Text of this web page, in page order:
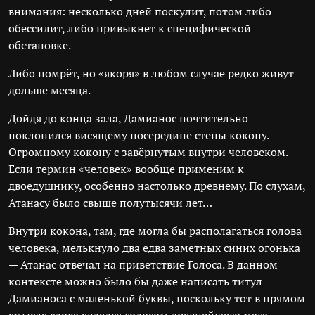
внимания: несколько дней поскулит, потом либо
обессилит, либо привыкнет к специфической
обстановке.
Либо помрёт, но «якоря» в любом случае редко живут
дольше месяца.
Дойдя до конца зала, Дамианос почтительно
поклонился висящему посередине стены кокону.
Огромному кокону с завёрнутым внутри человеком.
Если термин «человек» вообще применим к
двоедушнику, особенно настолько древнему. По слухам,
Атанасу было свыше полутысячи лет…
Внутри кокона, там, где могла бы располагаться голова
человека, мелькнуло два едва заметных синих огонька
— Атанас отвечал на приветствие Голоса. В данном
контексте можно было бы даже написать титул
Дамианоса с маленькой буквы, поскольку тот в прямом